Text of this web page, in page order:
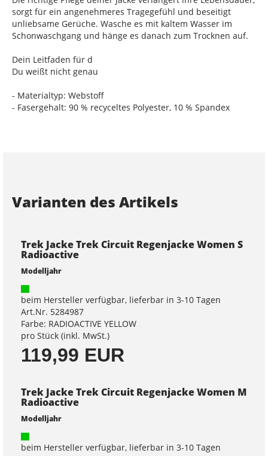
sorgt für ein angenehmeres Tragegefühl und beseitigt
unliebsame Gerüche. Wasche es mit kaltem Wasser im
Schonwaschgang und hänge es danach zum Trocknen auf.
Dein Leitfaden für d
Du weißt nicht genau
- Materialtyp: Webstoff
- Fasergehalt: 90 % recyceltes Polyester, 10 % Spandex
Varianten des Artikels
Trek Jacke Trek Circuit Regenjacke Women S
Radioactive
Modelljahr
beim Hersteller verfügbar, lieferbar in 3-10 Tagen
Art.Nr. 5284987
Farbe: RADIOACTIVE YELLOW
pro Stück (inkl. MwSt.)
119,99 EUR
Trek Jacke Trek Circuit Regenjacke Women M
Radioactive
Modelljahr
beim Hersteller verfügbar, lieferbar in 3-10 Tagen